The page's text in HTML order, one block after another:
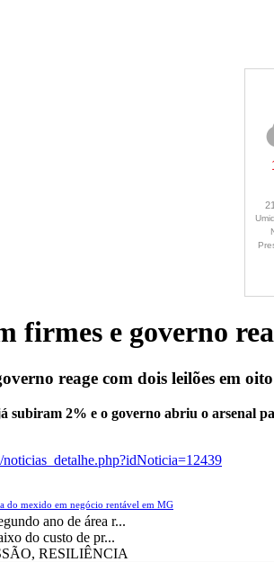
firmes e governo
reage com dois leilões em
subiram 2% e o governo abriu o arsenal
do mexido em negócio rentável em MG
ano de área r...
do custo de pr...
RESILIÊNCIA